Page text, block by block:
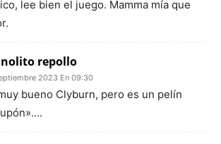
lee bien el juego. Mamma mía que
repollo
2023 En 09:30
bueno Clyburn, pero es un pelín